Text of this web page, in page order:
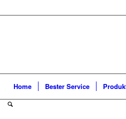
Home Bester Service